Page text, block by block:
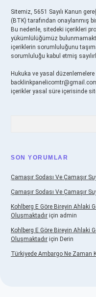
Sitemiz, 5651 Sayılı Kanun
(BTK) tarafından onaylanmış
Bu nedenle, sitedeki içerikleri
yükümlülüğümüz
içeriklerin sorumluluğunu
sorumluluğu kabul etmiş
Hukuka ve yasal
içerikler yasal süre içerisinde
SON YORUMLAR
Çamaşır Sodası Ve Çamaşır
Çamaşır Sodası Ve Çamaşır
Kohlberg E Göre Bireyin Ahlaki
Oluşmaktadır için admin
Kohlberg E Göre Bireyin Ahlaki
Oluşmaktadır için Derin
Türkiyede Ambargo Ne Zaman